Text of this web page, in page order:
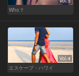
Who？
Vol.4
エスケープ・ハワイ